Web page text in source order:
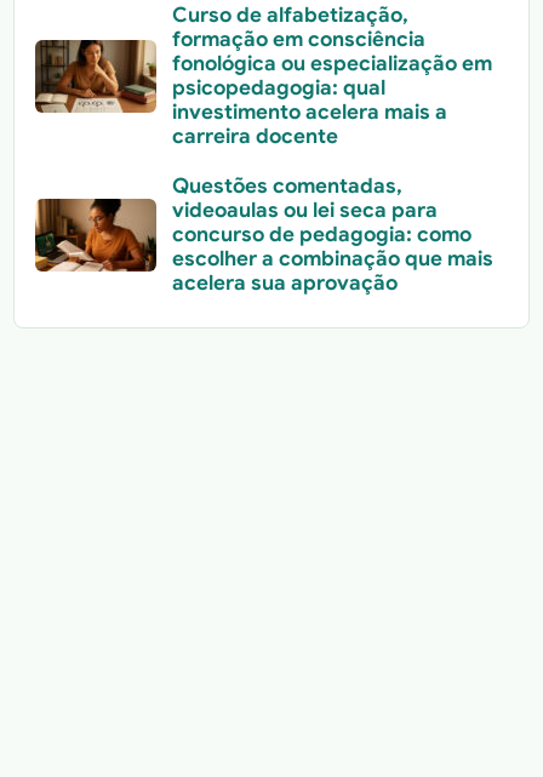
Curso de alfabetização,
formação em consciência
fonológica ou especialização em
psicopedagogia: qual
investimento acelera mais a
carreira docente
Questões comentadas,
videoaulas ou lei seca para
concurso de pedagogia: como
escolher a combinação que mais
acelera sua aprovação